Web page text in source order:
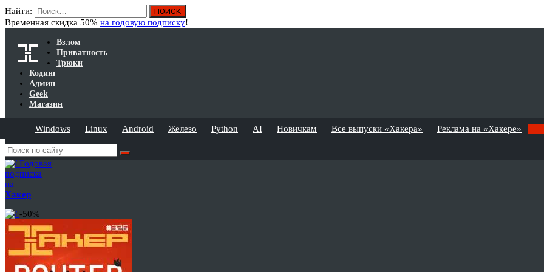
Найти:
Временная скидка 50% на годовую подписку!
Взлом
Приватность
Трюки
Кодинг
Админ
Geek
Магазин
Windows Linux Android Железо Python AI Новичкам Все выпуски «Хакера» Реклама на «Хакере»
Годовая
подписка
на
Хакер
-50%